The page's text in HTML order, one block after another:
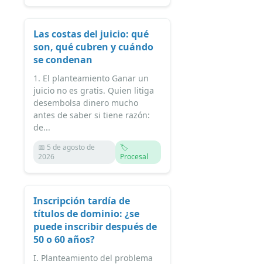
Las costas del juicio: qué
son, qué cubren y cuándo
se condenan
1. El planteamiento Ganar un
juicio no es gratis. Quien litiga
desembolsa dinero mucho
antes de saber si tiene razón:
de...
📅 5 de agosto de
2026
🏷️
Procesal
Inscripción tardía de
títulos de dominio: ¿se
puede inscribir después de
50 o 60 años?
I. Planteamiento del problema